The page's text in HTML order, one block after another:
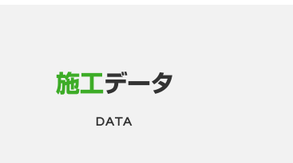
施工データ
DATA